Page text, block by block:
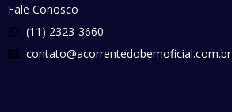
Fale Conosco
(11) 2323-3660
contato@acorrentedobemoficial.com.br